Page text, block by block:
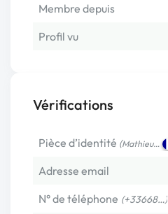
Membre depuis
Profil vu
Vérifications
Pièce d’identité (Mathieu…
Adresse email
N° de téléphone (+33668…)